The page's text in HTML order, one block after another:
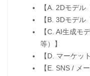
【A. 2Dモデル
【B. 3Dモデル
【C. AI生成モ
等）】
【D. マーケッ
【E. SNS / メ